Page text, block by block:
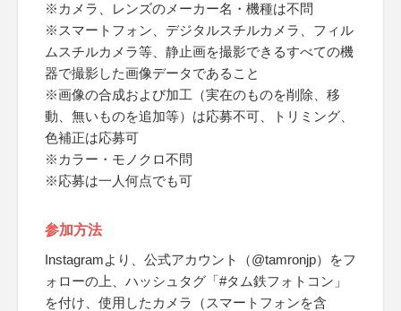
※カメラ、レンズのメーカー名・機種は不問
※スマートフォン、デジタルスチルカメラ、フィル
ムスチルカメラ等、静止画を撮影できるすべての機
器で撮影した画像データであること
※画像の合成および加工（実在のものを削除、移
動、無いものを追加等）は応募不可、トリミング、
色補正は応募可
※カラー・モノクロ不問
※応募は一人何点でも可
参加方法
Instagramより、公式アカウント（@tamronjp）をフ
ォローの上、ハッシュタグ「#タム鉄フォトコン」
を付け、使用したカメラ（スマートフォンを含